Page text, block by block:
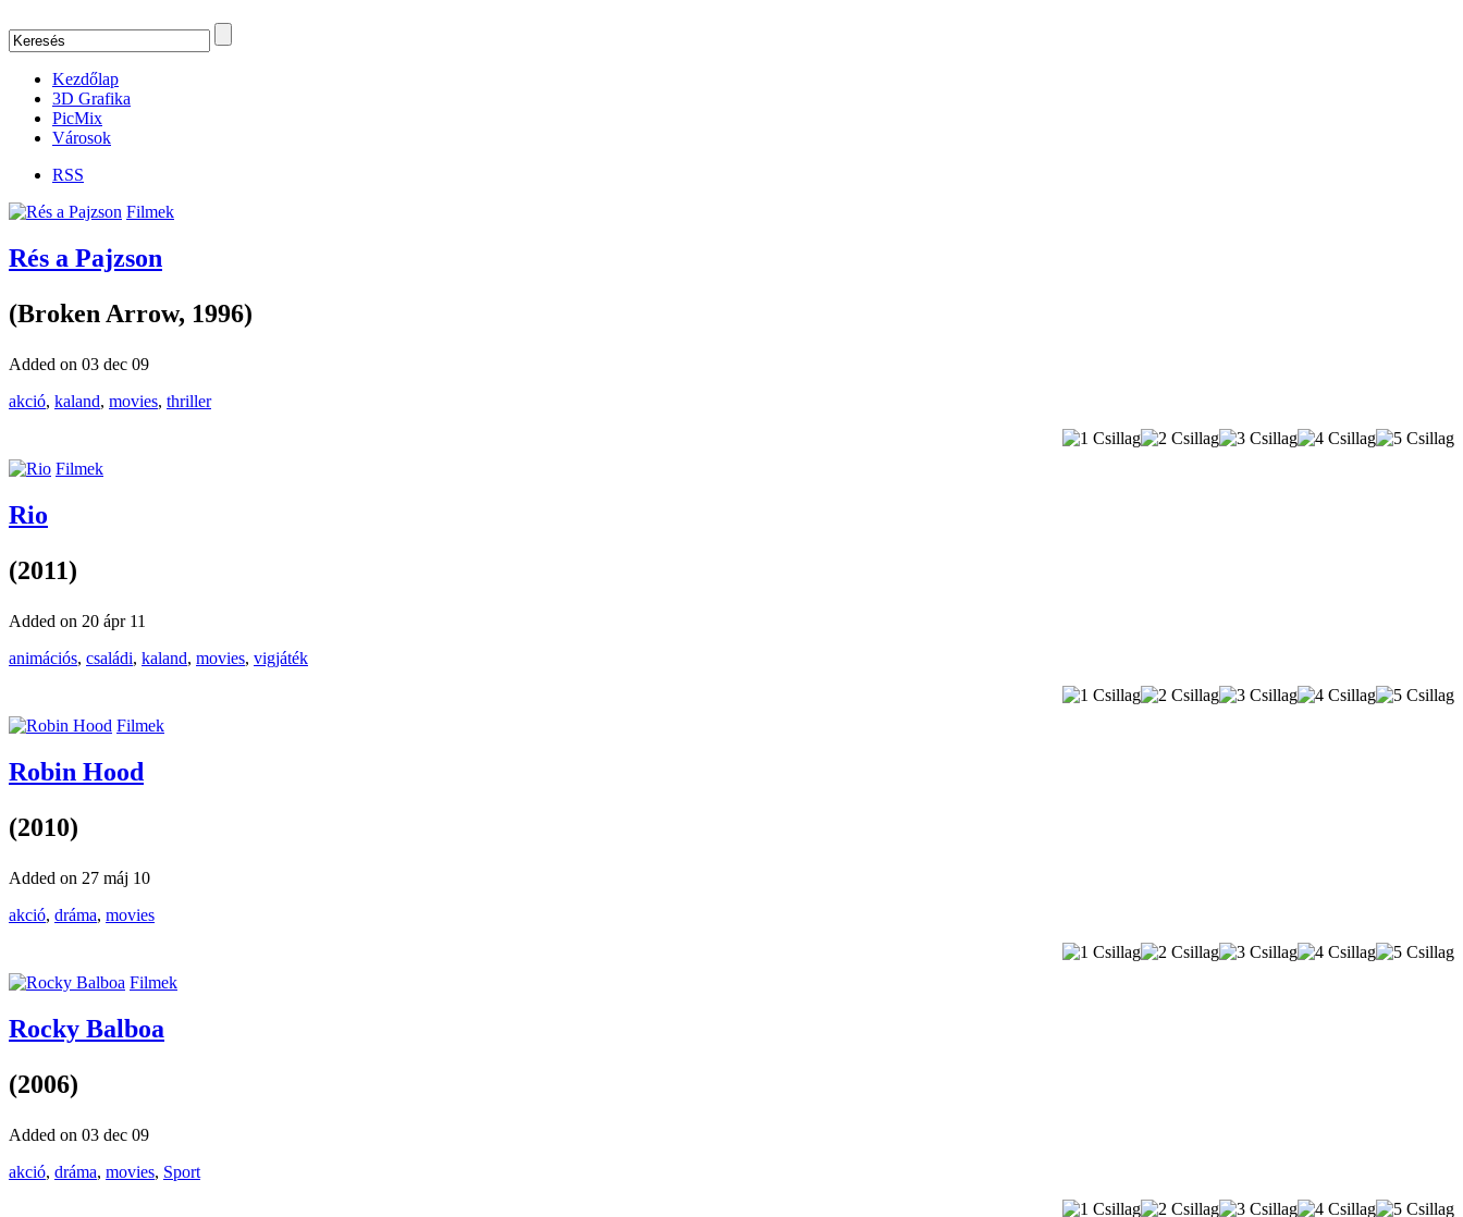
Kezdőlap
3D Grafika
PicMix
Városok
RSS
Filmek
Rés a Pajzson
(Broken Arrow, 1996)
Added on 03 dec 09
akció, kaland, movies, thriller
Filmek
Rio
(2011)
Added on 20 ápr 11
animációs, családi, kaland, movies, vigjáték
Filmek
Robin Hood
(2010)
Added on 27 máj 10
akció, dráma, movies
Filmek
Rocky Balboa
(2006)
Added on 03 dec 09
akció, dráma, movies, Sport